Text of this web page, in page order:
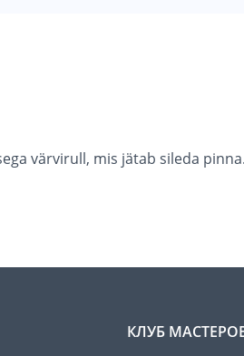
värvirull, mis jätab sileda
КЛУБ